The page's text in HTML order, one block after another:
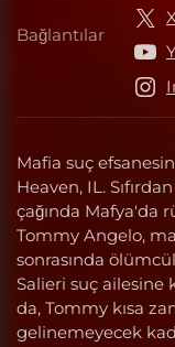
Mafia suç
Heaven, IL.
çağında Mafya'da
Tommy Angelo,
sonrasında
Salieri suç ailesine
da, Tommy kısa
gelinemeyecek
Bağlantılar
X